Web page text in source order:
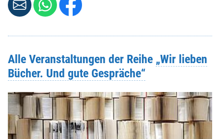
Alle Veranstaltungen der Reihe „Wir lieben
Bücher. Und gute Gespräche“